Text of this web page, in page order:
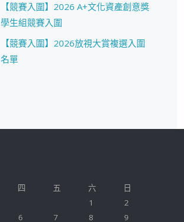
【競賽入圍】2026 A+文化資產創意獎
學生組競賽入圍
【競賽入圍】2026放視大賞複選入圍
名單
四 五 六
日
1
2
6 7 8 9